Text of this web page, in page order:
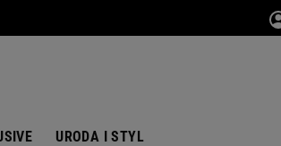
URODA I STYL